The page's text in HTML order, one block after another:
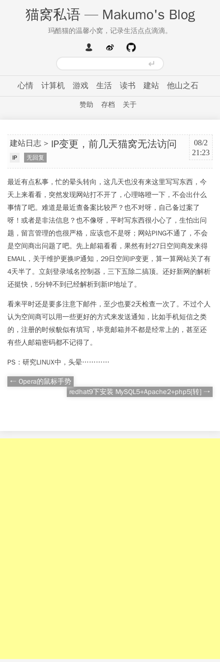
猫窝私语 — Makumo's Blog
玛酷猫的温馨小窝，记录生活点点滴滴。
心情 计算机 游戏 生活 读书 建站 他山之石
赞助 存档 关于
08/2
21:23
建站日志 IP变更，前几天猫窝无法访问
IP 无回复
最近有点私事，忙的晕头转向，这几天也没有来这里写写东西，今
天上来看看，突然发现网站打不开了，心理咯噔一下，不会出什么
事情了吧。难道是最近查备案比较严？也不对呀，自己备过案了
呀！或者是非法信息？也不像呀，平时写东西很小心了，生怕出问
题，留言管理的也很严格，应该也不是呀；网站PING不通了，不会
是空间商出问题了吧。先上邮箱看看，果然有封27日空间商发来得
EMAIL，关于维护更换IP通知，29日空间IP变更，算一算网站关了有
4天半了。立刻登录域名控制器，三下五除二搞顶。还好新网的解析
还挺快，5分钟不到已经解析到新IP地址了。
看来平时还是要多注意下邮件，至少也要2天检查一次了。不过个人
认为空间商可以用一些更好的方式来发送通知，比如手机短信之类
的，注册的时候貌似有填写，毕竟邮箱并不都是经常上的，甚至还
有些人邮箱密码都不记得了。
PS：研究LINUX中，头晕…………
← Opera的鼠标手势
redhat9下安装 MySQL5+Apache2+php5[转] →